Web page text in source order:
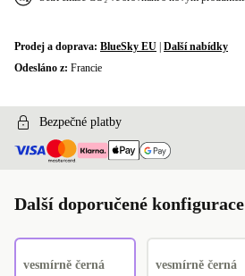
Prodej a doprava: BlueSky EU Další nabídky
Odesláno z: Francie
Bezpečné platby
Další doporučené konfigurace
vesmírně černá
vesmírně černá